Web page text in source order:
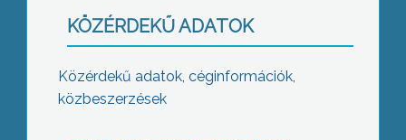
KÖZÉRDEKŰ ADATOK
Közérdekű adatok, céginformációk,
közbeszerzések